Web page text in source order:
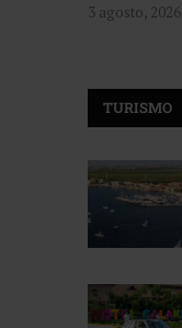
3 agosto, 2026
TURISMO